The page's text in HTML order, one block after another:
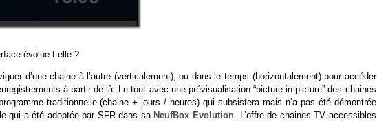
évolue-t-elle ?
d’une chaine à l’autre (verticalement), ou dans le temps (horizontalement) pour accéder
à partir de là. Le tout avec une prévisualisation “picture in picture” des chaines
traditionnelle (chaine + jours / heures) qui subsistera mais n’a pas été démontrée
qui a été adoptée par SFR dans sa NeufBox Evolution. L’offre de chaines TV accessibles